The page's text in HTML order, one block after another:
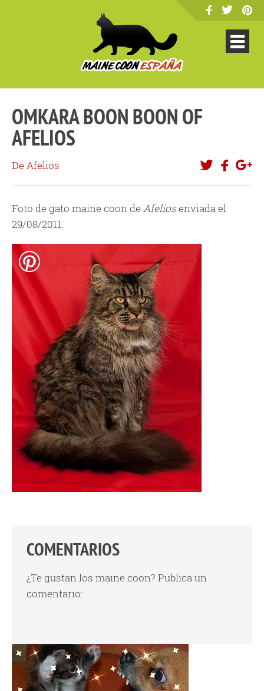
OMKARA BOON BOON OF
AFELIOS
De Afelios
Foto de gato maine coon deAfeliosenviada el
29/08/2011.
COMENTARIOS
¿Te gustan los maine coon? Publica un
comentario: